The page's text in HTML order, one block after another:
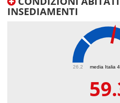
INSEDIAMENTI
media Italia
26.2